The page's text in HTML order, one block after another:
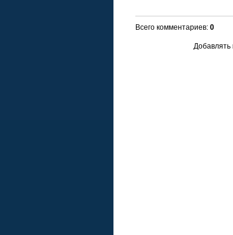
Всего комментариев: 0
Добавлять